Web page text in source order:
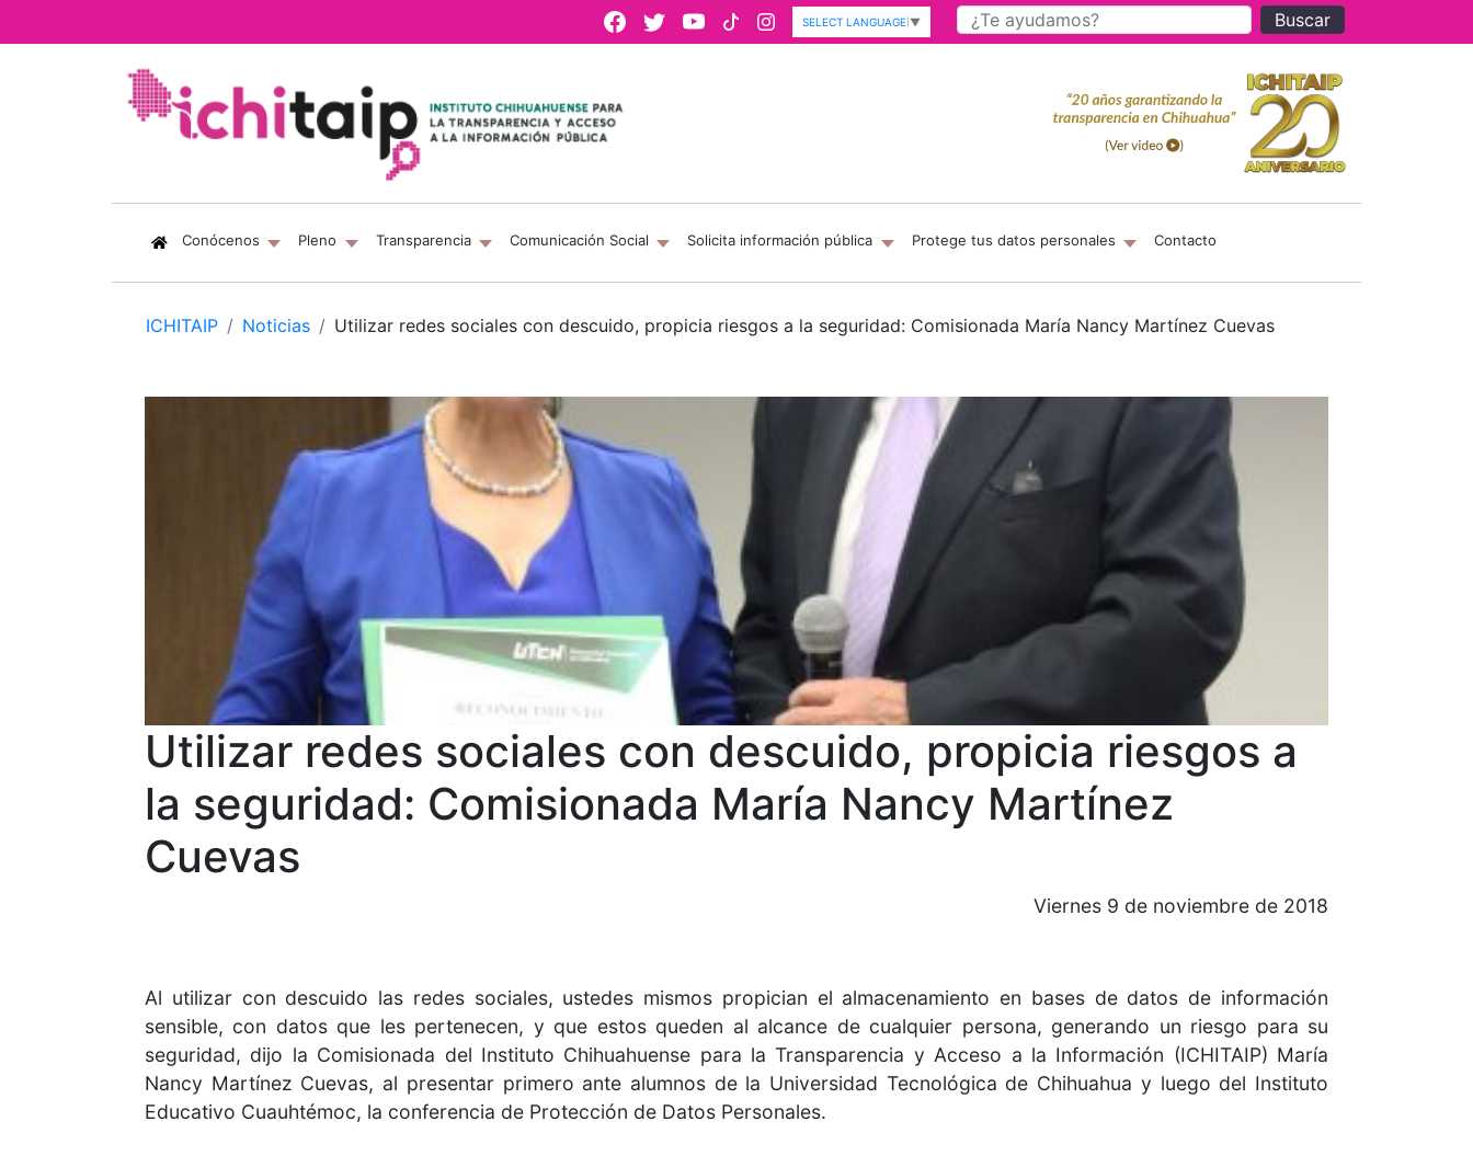
Buscar
SELECT LANGUAGE ▼
Conócenos (current)
Pleno Transparencia Comunicación Social Solicita información pública Protege tus datos personales Contacto
ICHITAIP Noticias Utilizar redes sociales con descuido, propicia riesgos a la seguridad: Comisionada María Nancy Martínez Cuevas
Utilizar redes sociales con descuido, propicia riesgos a
la seguridad: Comisionada María Nancy Martínez
Cuevas
Viernes 9 de noviembre de 2018
Al utilizar con descuido las redes sociales, ustedes mismos propician el almacenamiento en bases de datos de información
sensible, con datos que les pertenecen, y que estos queden al alcance de cualquier persona, generando un riesgo para su
seguridad, dijo la Comisionada del Instituto Chihuahuense para la Transparencia y Acceso a la Información (ICHITAIP) María
Nancy Martínez Cuevas, al presentar primero ante alumnos de la Universidad Tecnológica de Chihuahua y luego del Instituto
Educativo Cuauhtémoc, la conferencia de Protección de Datos Personales.